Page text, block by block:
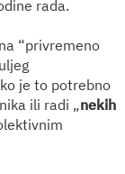
rada.
“privremeno
je to potrebno
ili radi „nekih